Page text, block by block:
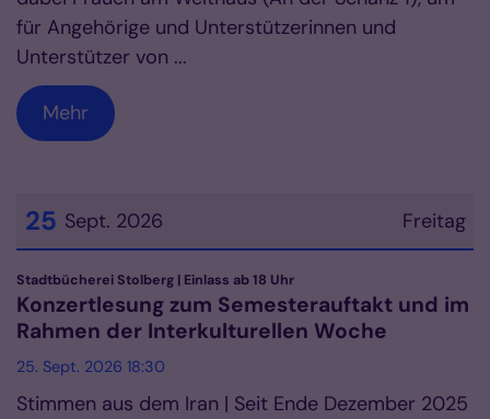
für Angehörige und Unterstützerinnen und
Unterstützer von ...
Mehr
Freitag
25 Sept. 2026
Datum: 25. September 2026
Stadtbücherei Stolberg | Einlass ab 18 Uhr:
Konzertlesung zum Semesterauftakt und im
Rahmen der Interkulturellen Woche
25. Sept. 2026 18:30
Stimmen aus dem Iran | Seit Ende Dezember 2025